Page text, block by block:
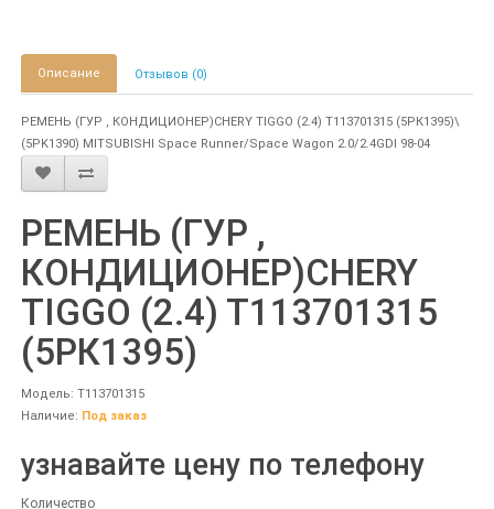
Описание Отзывов (0)
РЕМЕНЬ (ГУР , КОНДИЦИОНЕР)CHERY TIGGO (2.4) T113701315 (5РК1395)\
(5PK1390) MITSUBISHI Space Runner/Space Wagon 2.0/2.4GDI 98-04
РЕМЕНЬ (ГУР ,
КОНДИЦИОНЕР)CHERY
TIGGO (2.4) T113701315
(5РК1395)
Модель: T113701315
Наличие: Под заказ
узнавайте цену по телефону
Количество